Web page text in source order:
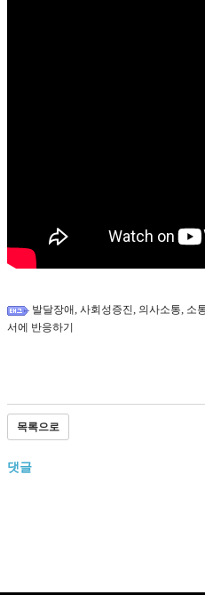
발달장애, 사회성증진, 의사소통, 소
서에 반응하기
목록으로
댓글